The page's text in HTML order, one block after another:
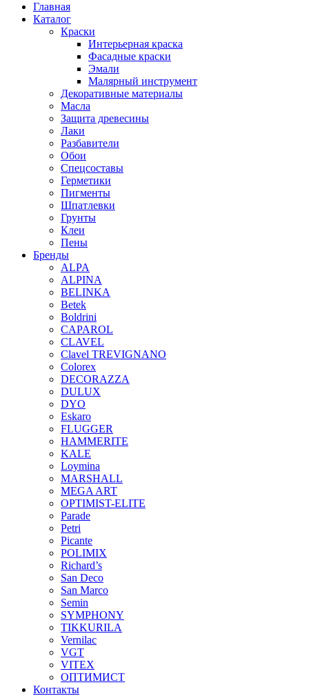
Главная
Каталог
Краски
Интерьерная краска
Фасадные краски
Эмали
Малярный инструмент
Декоративные материалы
Масла
Защита древесины
Лаки
Разбавители
Обои
Спецсоставы
Герметики
Пигменты
Шпатлевки
Грунты
Клеи
Пены
Бренды
ALPA
ALPINA
BELINKA
Betek
Boldrini
CAPAROL
CLAVEL
Clavel TREVIGNANO
Colorex
DECORAZZA
DULUX
DYO
Eskaro
FLUGGER
HAMMERITE
KALE
Loymina
MARSHALL
MEGA ART
OPTIMIST-ELITE
Parade
Petri
Picante
POLIMIX
Richard’s
San Deco
San Marco
Semin
SYMPHONY
TIKKURILA
Vernilac
VGT
VITEX
ОПТИМИСТ
Контакты